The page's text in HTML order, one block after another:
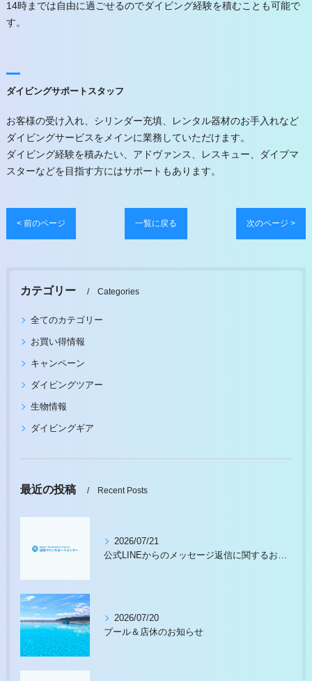
14時までは自由に過ごせるのでダイビング経験を積むことも可能で
す。
ダイビングサポートスタッフ
お客様の受け入れ、シリンダー充填、レンタル器材のお手入れなど
ダイビングサービスをメインに業務していただけます。
ダイビング経験を積みたい、アドヴァンス、レスキュー、ダイブマ
スターなどを目指す方にはサポートもあります。
< 前のページ 一覧に戻る 次のページ >
カテゴリー Categories
全てのカテゴリー
お買い得情報
キャンペーン
ダイビングツアー
生物情報
ダイビングギア
最近の投稿 Recent Posts
2026/07/21
公式LINEからのメッセージ返信に関するお願い
2026/07/20
プール＆店休のお知らせ